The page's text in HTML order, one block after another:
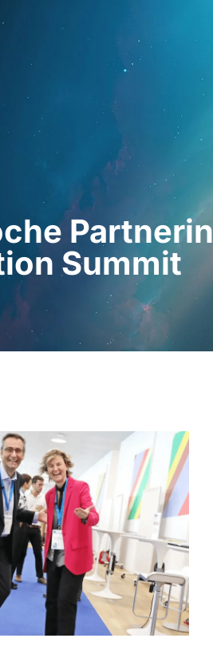
Startseite Für
Summit